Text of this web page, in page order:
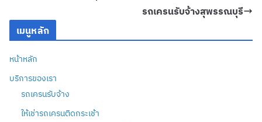
รถเครนรับจ้างสุพรรณบุรี
เมนูหลัก
หน้าหลัก
บริการของเรา
รถเครนรับจ้าง
ให้เช่ารถเครนติดกระเช้า